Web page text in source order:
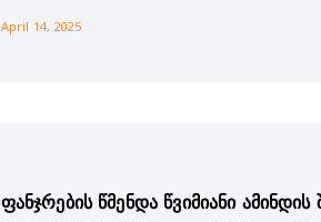
April 14, 2025
ფანჯრების წმენდა წვიმიანი